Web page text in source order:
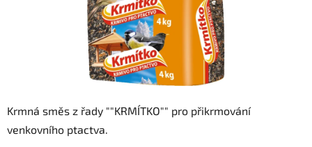
Krmná směs z řady ""KRMÍTKO"" pro přikrmování
venkovního ptactva.